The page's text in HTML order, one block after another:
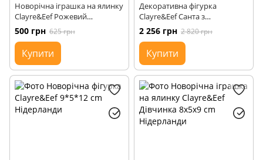
Новорічна іграшка на ялинку
Clayre&Eef Рожевий
лускунчик 3x3x11 cm
Нідерланди
500 грн 625 грн
Купити
Декоративна фігурка
Clayre&Eef Cанта з
годинником 17*17*31 cm
Нідерланди
2 256 грн 2 820 грн
Купити